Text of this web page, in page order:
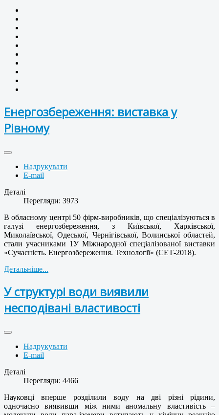
Енергозбереження: виставка у
Рівному
Надрукувати
E-mail
Деталі
Перегляди: 3973
В обласному центрі 50 фірм-виробників, що спеціалізуються в
галузі енергозбереження, з Київської, Харківської,
Миколаївської, Одеської, Чернігівської, Волинської областей,
стали учасниками 1У Міжнародної спеціалізованої виставки
«Сучасність. Енергозбереження. Технології» (СЕТ-2018).
Детальніше...
У структурі води виявили
несподівані властивості
Надрукувати
E-mail
Деталі
Перегляди: 4466
Науковці вперше розділили воду на дві різні рідини,
одночасно виявивши між ними аномальну властивість –